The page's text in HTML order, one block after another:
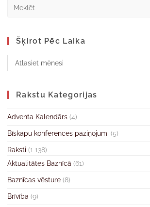
Šķirot Pēc Laika
Atlasiet mēnesi
Rakstu Kategorijas
Adventa Kalendārs (4)
Bīskapu konferences paziņojumi (5)
Raksti (1 138)
Aktualitātes Baznīcā (61)
Baznīcas vēsture (8)
Brīvība (9)